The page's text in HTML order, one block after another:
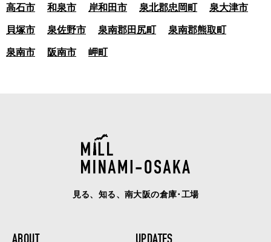
高石市 和泉市 岸和田市 泉北郡忠岡町 泉大津市
貝塚市 泉佐野市 泉南郡田尻町 泉南郡熊取町
泉南市 阪南市 岬町
見る、知る、南大阪の倉庫･工場